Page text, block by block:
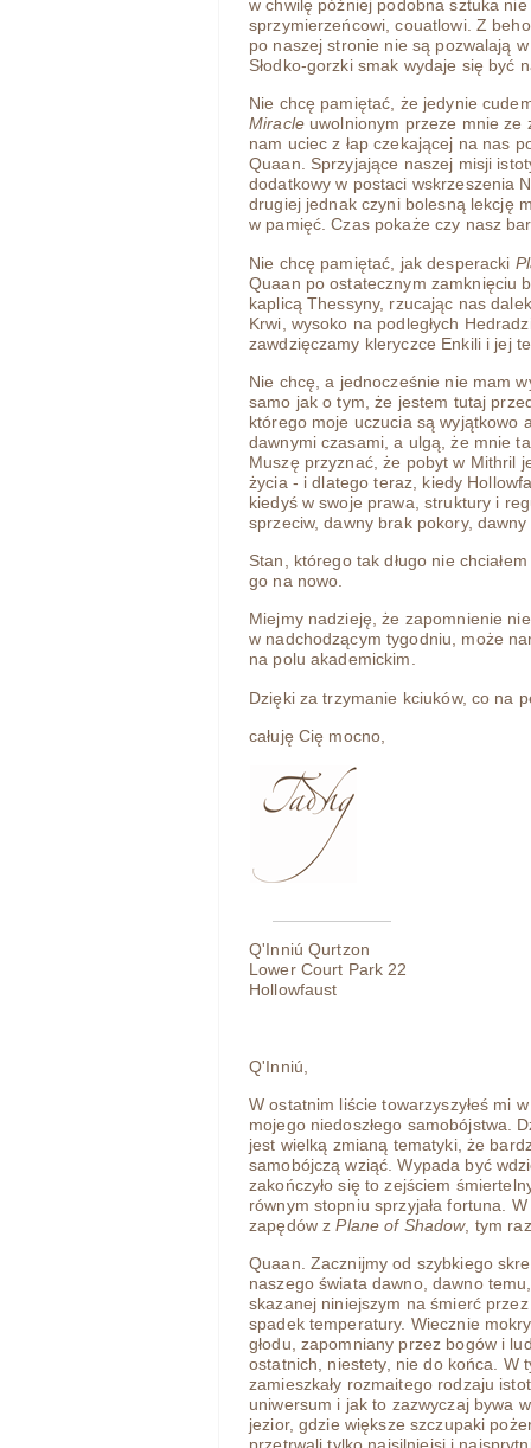
w chwilę później podobna sztuka
sprzymierzeńcowi, couatlowi. Z
po naszej stronie nie są pozwalają
Słodko-gorzki smak wydaje się być
Nie chcę pamiętać, że jedynie
Miracleuwolnionym przeze mnie ze
nam uciec z łap czekającej na nas
Quaan. Sprzyjające naszej misji
dodatkowy w postaci wskrzeszenia
drugiej jednak czyni bolesną lekcję
w pamięć. Czas pokaże czy nasz
Nie chcę pamiętać, jak desperacki
Quaan po ostatecznym zamknięciu
kaplicą Thessyny, rzucając nas
Krwi, wysoko na podległych
zawdzięczamy kleryczce Enkili i jej
Nie chcę, a jednocześnie nie mam
samo jak o tym, że jestem tutaj
którego moje uczucia są wyjątkowo
dawnymi czasami, a ulgą, że mnie
Muszę przyznać, że pobyt w Mithril
życia - i dlatego teraz, kiedy
kiedyś w swoje prawa, struktury i
sprzeciw, dawny brak pokory,
Stan, którego tak długo nie
go na nowo.
Miejmy nadzieję, że zapomnienie
w nadchodzącym tygodniu, może
na polu akademickim.
Dzięki za trzymanie kciuków, co na
całuję Cię mocno,
Q'Inniú Qurtzon
Lower Court Park 22
Hollowfaust
Q'Inniú,
W ostatnim liście towarzyszyłeś mi
mojego niedoszłego samobójstwa.
jest wielką zmianą tematyki, że
samobójczą wziąć. Wypada być
zakończyło się to zejściem
równym stopniu sprzyjała fortuna.
zapędów zPlane of Shadow, tym
Quaan. Zacznijmy od szybkiego
naszego świata dawno, dawno
skazanej niniejszym na śmierć
spadek temperatury. Wiecznie
głodu, zapomniany przez bogów i
ostatnich, niestety, nie do końca. W
zamieszkały rozmaitego rodzaju
uniwersum i jak to zazwyczaj bywa
jezior, gdzie większe szczupaki